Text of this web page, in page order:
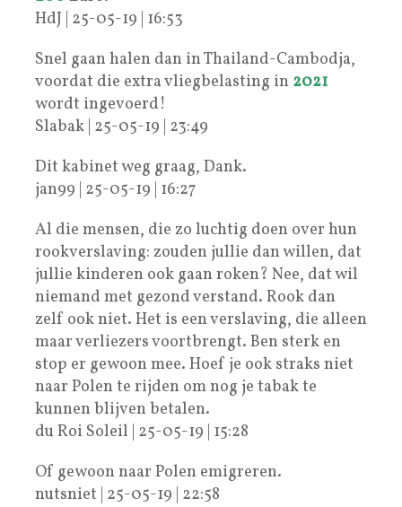
HdJ | 25-05-19 | 16:53
Snel gaan halen dan in Thailand-Cambodja,
voordat die extra vliegbelasting in 2021
wordt ingevoerd!
Slabak | 25-05-19 | 23:49
Dit kabinet weg graag, Dank.
jan99 | 25-05-19 | 16:27
Al die mensen, die zo luchtig doen over hun
rookverslaving: zouden jullie dan willen, dat
jullie kinderen ook gaan roken? Nee, dat wil
niemand met gezond verstand. Rook dan
zelf ook niet. Het is een verslaving, die alleen
maar verliezers voortbrengt. Ben sterk en
stop er gewoon mee. Hoef je ook straks niet
naar Polen te rijden om nog je tabak te
kunnen blijven betalen.
du Roi Soleil | 25-05-19 | 15:28
Of gewoon naar Polen emigreren.
nutsniet | 25-05-19 | 22:58